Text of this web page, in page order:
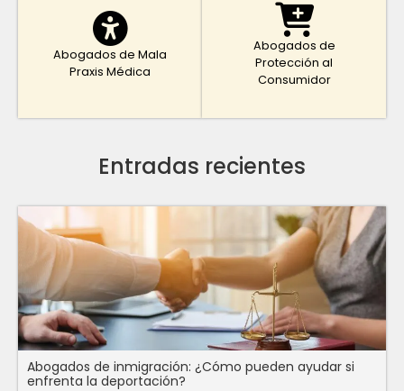
Abogados de Mala
Praxis Médica
Abogados de
Protección al
Consumidor
Entradas recientes
Abogados de inmigración: ¿Cómo pueden ayudar si
enfrenta la deportación?